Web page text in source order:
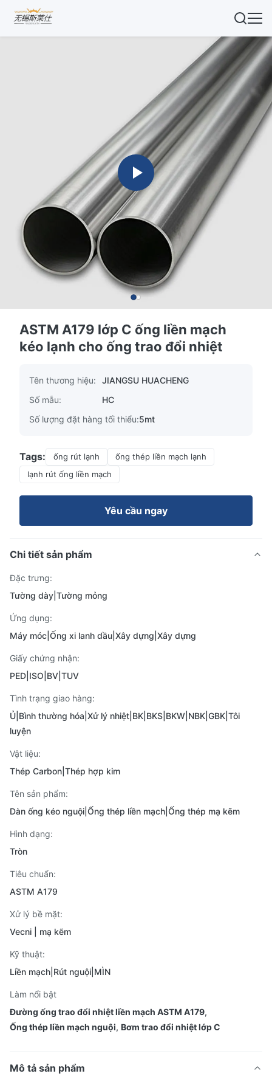
ASTM A179 lớp C ống liền mạch
kéo lạnh cho ống trao đổi nhiệt
Tên thương hiệu:
JIANGSU HUACHENG
Số mẫu:
HC
Số lượng đặt hàng tối thiểu:5mt
Tags: ống rút lạnh
ống thép liền mạch lạnh
lạnh rút ống liền mạch
Yêu cầu ngay
Chi tiết sản phẩm
Đặc trưng:
Tường dày|Tường mỏng
Ứng dụng:
Máy móc|Ống xi lanh dầu|Xây dựng|Xây dựng
Giấy chứng nhận:
PED|ISO|BV|TUV
Tình trạng giao hàng:
Ủ|Bình thường hóa|Xử lý nhiệt|BK|BKS|BKW|NBK|GBK|Tôi
luyện
Vật liệu:
Thép Carbon|Thép hợp kim
Tên sản phẩm:
Dàn ống kéo nguội|Ống thép liền mạch|Ống thép mạ kẽm
Hình dạng:
Tròn
Tiêu chuẩn:
ASTM A179
Xử lý bề mặt:
Vecni | mạ kẽm
Kỹ thuật:
Liền mạch|Rút nguội|MÌN
Làm nổi bật
Đường ống trao đổi nhiệt liền mạch ASTM A179,
Ống thép liền mạch nguội, Bơm trao đổi nhiệt lớp C
Mô tả sản phẩm